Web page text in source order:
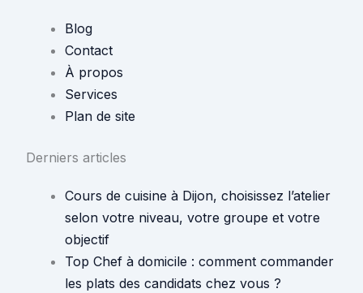
Blog
Contact
À propos
Services
Plan de site
Derniers articles
Cours de cuisine à Dijon, choisissez l’atelier
selon votre niveau, votre groupe et votre
objectif
Top Chef à domicile : comment commander
les plats des candidats chez vous ?